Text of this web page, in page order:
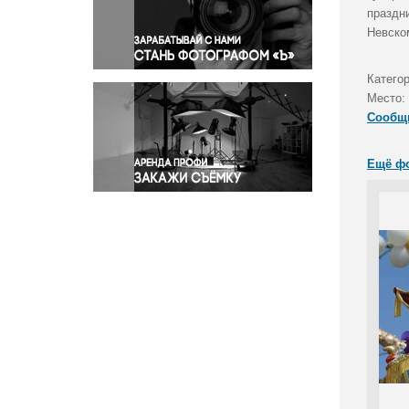
Правосудие
Происшествия и конфликты
Религия
Светская жизнь
Спорт
Экология
Экономика и бизнес
Место:
Ещё